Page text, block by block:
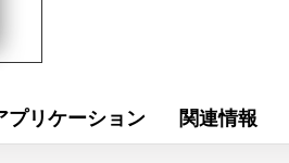
プリケーション 関連情報